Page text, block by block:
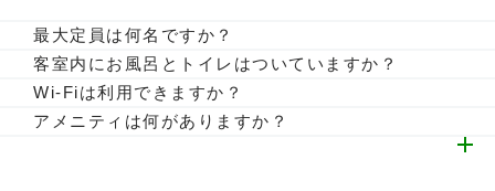
最大定員は何名ですか？
最大16名までご宿泊いただける貸別荘がございます。客室に
より定員は異なりますので、お部屋の詳細ページをご確認く
客室内にお風呂とトイレはついていますか？
貸別荘・コテージ・TRAIL CABINは客室内にございます。
※お部屋によってはシャワーブースの場合もあります。
Wi-Fiは利用できますか？
客室によって異なりますので、お部屋の詳細ページをご確認
アメニティは何がありますか？